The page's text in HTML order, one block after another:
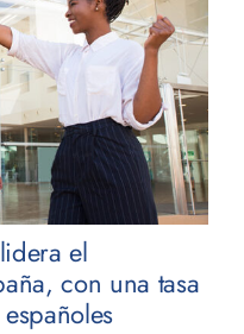
el
con una tasa